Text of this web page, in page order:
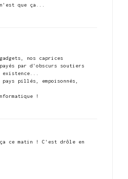
que ça...
nos caprices
par d'obscurs soutiers
existence...
pillés, empoisonnés,
!
ce matin ! C'est drôle en